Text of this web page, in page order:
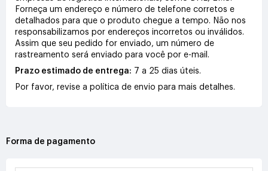
Forneça um endereço e número de telefone corretos e
detalhados para que o produto chegue a tempo. Não nos
responsabilizamos por endereços incorretos ou inválidos.
Assim que seu pedido for enviado, um número de
rastreamento será enviado para você por e-mail.
Prazo estimado de entrega: 7 a 25 dias úteis.
Por favor, revise a política de envio para mais detalhes.
Forma de pagamento